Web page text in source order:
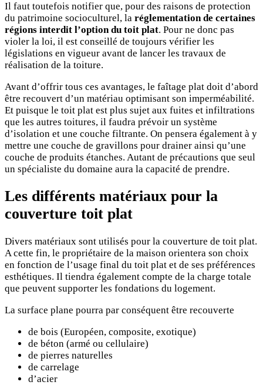
Il faut toutefois notifier que, pour des raisons de protection
du patrimoine socioculturel, la réglementation de certaines
régions interdit l’option du toit plat. Pour ne donc pas
violer la loi, il est conseillé de toujours vérifier les
législations en vigueur avant de lancer les travaux de
réalisation de la toiture.
Avant d’offrir tous ces avantages, le faîtage plat doit d’abord
être recouvert d’un matériau optimisant son imperméabilité.
Et puisque le toit plat est plus sujet aux fuites et infiltrations
que les autres toitures, il faudra prévoir un système
d’isolation et une couche filtrante. On pensera également à y
mettre une couche de gravillons pour drainer ainsi qu’une
couche de produits étanches. Autant de précautions que seul
un spécialiste du domaine aura la capacité de prendre.
Les différents matériaux pour la
couverture toit plat
Divers matériaux sont utilisés pour la couverture de toit plat.
A cette fin, le propriétaire de la maison orientera son choix
en fonction de l’usage final du toit plat et de ses préférences
esthétiques. Il tiendra également compte de la charge totale
que peuvent supporter les fondations du logement.
La surface plane pourra par conséquent être recouverte
de bois (Européen, composite, exotique)
de béton (armé ou cellulaire)
de pierres naturelles
de carrelage
d’acier